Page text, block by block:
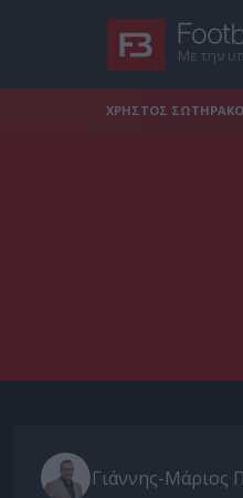
Με την
ΧΡΗΣΤΟΣ
Γιάννης-Μάριος